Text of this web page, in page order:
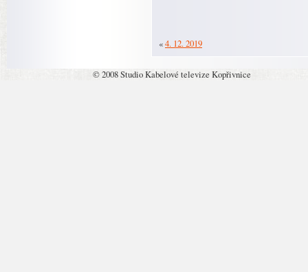
«4. 12. 2019
© 2008 Studio Kabelové televize Kopřivnice